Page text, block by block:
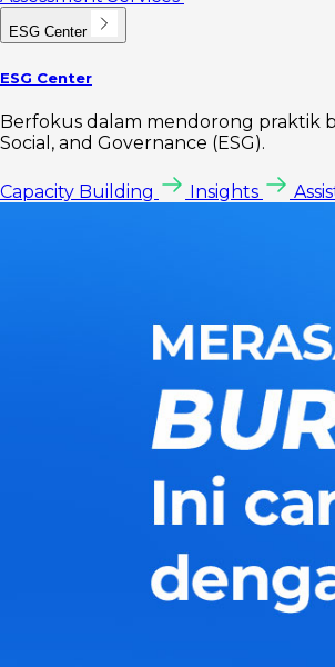
ESG Center
ESG Center
Berfokus dalam mendorong praktik
Social, and Governance (ESG).
Capacity Building Insights